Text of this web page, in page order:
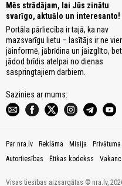
Mēs strādājam, lai Jūs zinātu
svarīgo, aktuālo un interesanto!
Portāla pārliecība ir tajā, ka nav
mazsvarīgu lietu – lasītājs ir ne
jāinformē, jābrīdina un jāizglīto,
jādod brīdis atelpai no dienas
saspringtajiem darbiem.
Sazinies ar mums:
Par nra.lv Reklāma Misija
Autortiesības
Ētikas kodekss
Visas tiesības aizsargātas © nra.lv,